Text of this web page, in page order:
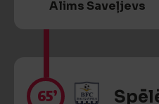
Alims Saveļjevs
65’